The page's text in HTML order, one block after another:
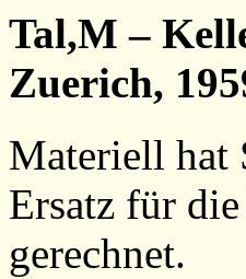
Tal,M –
Zuerich,
Materiell hat
Ersatz für
gerechnet.